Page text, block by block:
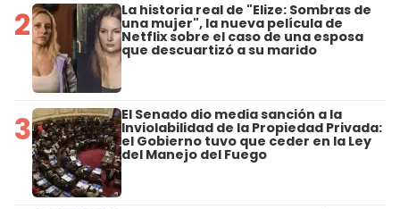
2 La historia real de "Elize: Sombras de
una mujer", la nueva película de
Netflix sobre el caso de una esposa
que descuartizó a su marido
3 El Senado dio media sanción a la
Inviolabilidad de la Propiedad Privada:
el Gobierno tuvo que ceder en la Ley
del Manejo del Fuego